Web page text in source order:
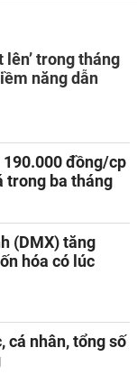
trong tháng
năng dẫn
190.000 đồng/cp
trong ba tháng
(DMX) tăng
hóa có lúc
cá nhân, tổng số